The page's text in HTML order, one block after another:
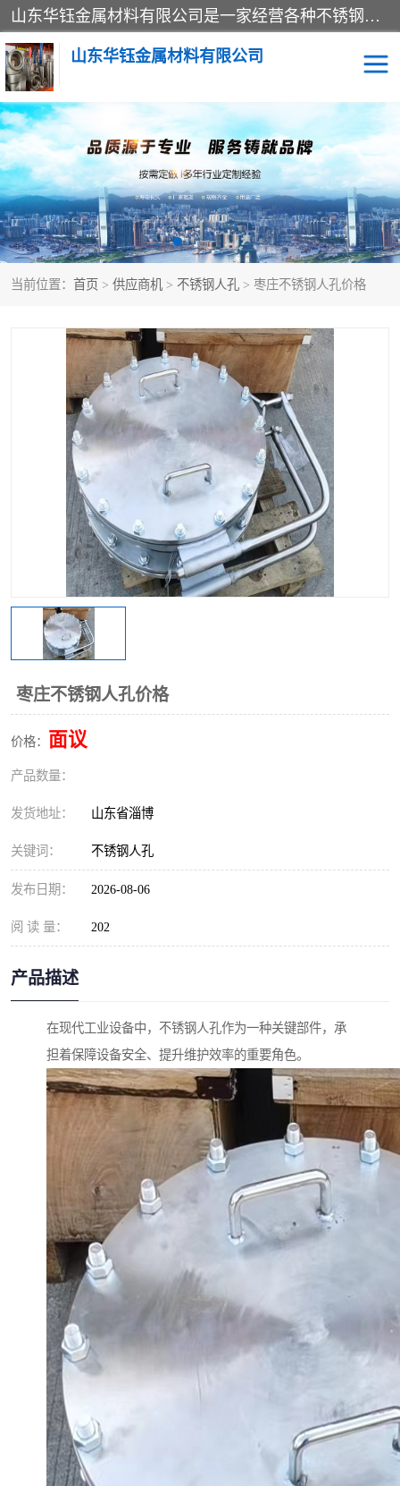
山东华钰金属材料有限公司是一家经营各种不锈钢管材、板材、圆钢、法兰、封头、型材等产品的公司；主营产品有：不锈钢管，激光切割，管件标准件，不锈钢圆钢，不锈钢人孔，不锈钢亮管，不锈钢角钢，不锈钢加工，不锈钢管子，不锈钢工业方管，不锈钢封头，不锈钢法兰，不锈钢阀门，不锈钢槽钢，不锈钢扁钢，不锈钢板等；可为客户制作各种规格的型材及不锈钢配件、非标准件及各种容器具等，能满足客户的不同采购要求。
山东华钰金属材料有限公司
当前位置： 首页 > 供应商机 > 不锈钢人孔 > 枣庄不锈钢人孔价格
枣庄不锈钢人孔价格
价格： 面议
产品数量：
发货地址： 山东省淄博
关键词： 不锈钢人孔
发布日期： 2026-08-06
阅 读 量： 202
产品描述
在现代工业设备中，不锈钢人孔作为一种关键部件，承
担着保障设备安全、提升维护效率的重要角色。
不锈钢管 激光切割
管件标准件 不锈钢圆钢
不锈钢人孔 不锈钢亮管
不锈钢角钢 不锈钢加工
不锈钢板 不锈钢工业方管
不锈钢封头 不锈钢法兰
不锈钢阀门 不锈钢槽钢
不锈钢扁钢